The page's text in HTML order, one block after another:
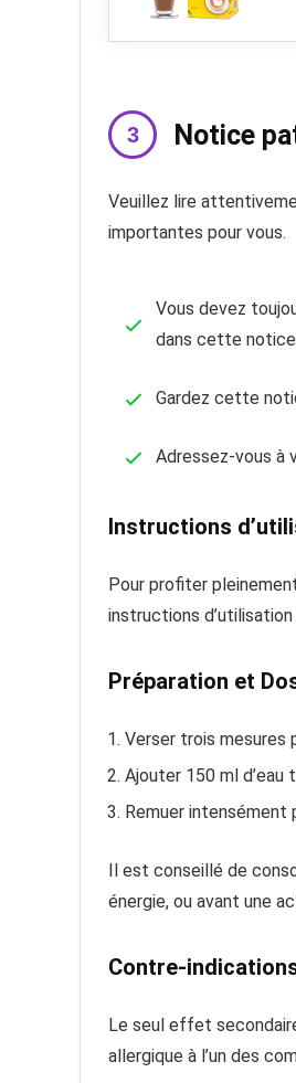
Notice
Veuillez lire
importantes pour vous.
Vous devez
dans cette notice
Gardez cette
Adressez-vous à
Instructions
Pour profiter
instructions
Préparation et
Verser trois mesures
Ajouter 150 ml d’eau
Remuer intensément
Il est conseillé de
énergie, ou avant une
Contre-
Le seul effet
allergique à l’un des